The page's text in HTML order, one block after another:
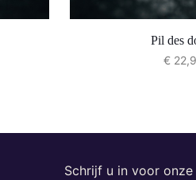
Pil des
€
Schrijf u in voor